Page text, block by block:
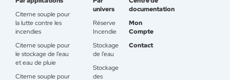
Citerne souple pour
la lutte contre les
incendies
Citerne souple pour
le stockage de l’eau
et eau de pluie
Citerne souple pour
univers
Réserve
Incendie
Stockage
de l’eau
Stockage
des
documentation
Mon
Compte
Contact